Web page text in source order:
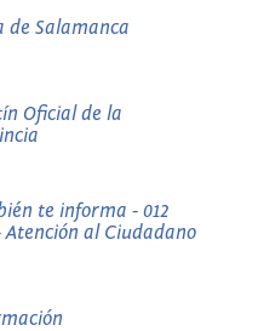
de Salamanca
Oficial de la
te informa - 012
Atención al Ciudadano